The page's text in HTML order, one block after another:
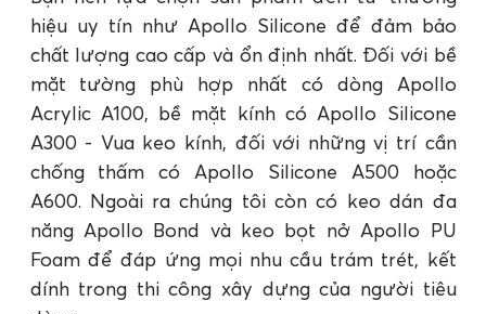
hiệu uy tín như Apollo Silicone để đảm bảo
chất lượng cao cấp và ổn định nhất. Đối với bề
mặt tường phù hợp nhất có dòng Apollo
Acrylic A100, bề mặt kính có Apollo Silicone
A300 - Vua keo kính, đối với những vị trí cần
chống thấm có Apollo Silicone A500 hoặc
A600. Ngoài ra chúng tôi còn có keo dán đa
năng Apollo Bond và keo bọt nở Apollo PU
Foam để đáp ứng mọi nhu cầu trám trét, kết
dính trong thi công xây dựng của người tiêu